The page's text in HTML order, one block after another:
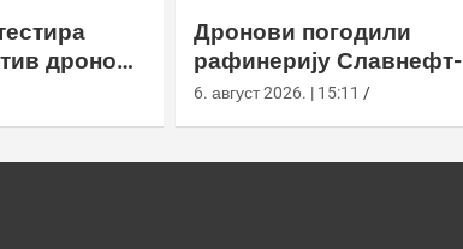
дронова
Дронови погодили
рафинерију Славнефт-
ЈАНОС у Јарослављу
6. август 2026. | 15:11